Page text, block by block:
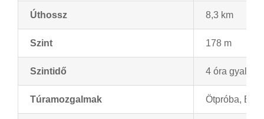
Úthossz 8,3 km
Szint 178 m
Szintidő 4 óra gyalog,
Túramozgalmak Ötpróba,